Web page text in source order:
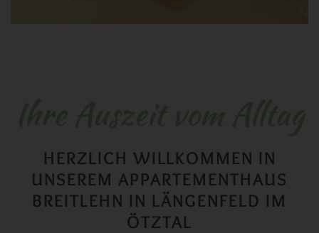
HERZLICH WILLKOMMEN IN
UNSEREM APPARTEMENTHAUS
BREITLEHN IN LÄNGENFELD IM
ÖTZTAL